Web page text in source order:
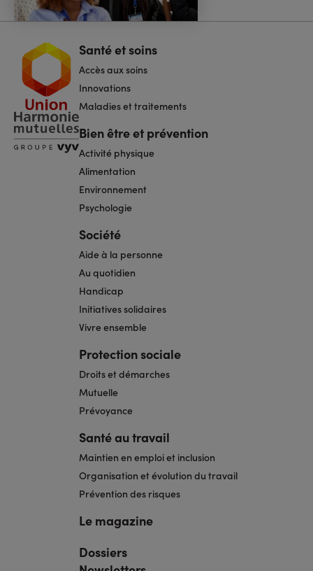
Navigation
pied
de
page
Santé et soins
Accès aux soins
Innovations
Maladies et traitements
Bien être et prévention
Activité physique
Alimentation
Environnement
Psychologie
Société
Aide à la personne
Au quotidien
Handicap
Initiatives solidaires
Vivre ensemble
Protection sociale
Droits et démarches
Mutuelle
Prévoyance
Santé au travail
Maintien en emploi et inclusion
Organisation et évolution du travail
Prévention des risques
Le magazine
Navigation
pied
Dossiers